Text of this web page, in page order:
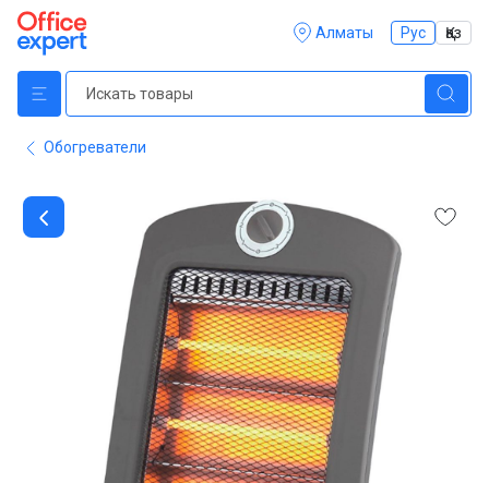
Алматы Рус Қаз
Обогреватели